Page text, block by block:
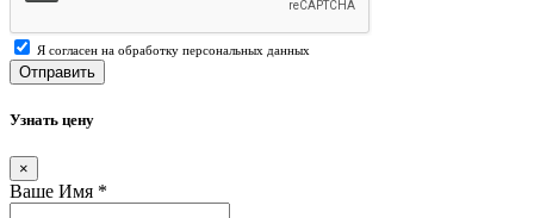
Я согласен на обработку персональных данных
Отправить
Узнать цену
×
Ваше Имя *